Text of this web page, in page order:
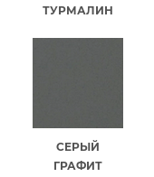
ТУРМАЛИН
СЕРЫЙ
ГРАФИТ